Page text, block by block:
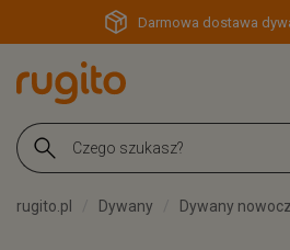
Darmowa dostawa
rugito.pl Dywany Dywany